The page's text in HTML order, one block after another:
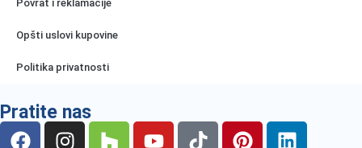
Povrat i reklamacije
Opšti uslovi kupovine
Politika privatnosti
Pratite nas